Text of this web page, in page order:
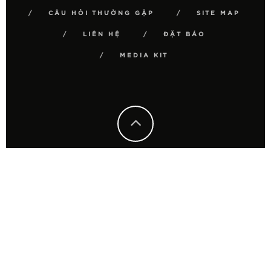
CÂU HỎI THƯỜNG GẶP SITE MAP
LIÊN HỆ ĐẶT BÁO
MEDIA KIT